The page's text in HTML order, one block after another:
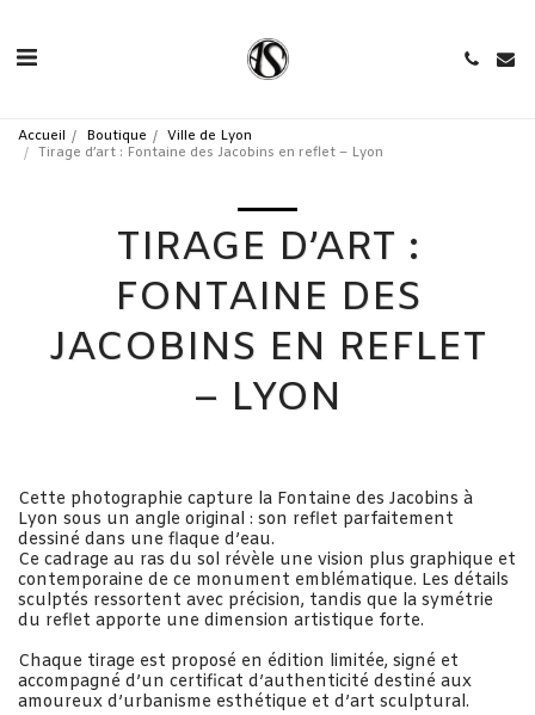
Accueil Boutique
Ville de Lyon
Tirage d’art : Fontaine des Jacobins en reflet – Lyon
TIRAGE D’ART :
FONTAINE DES
JACOBINS EN REFLET
– LYON
Cette photographie capture la Fontaine des Jacobins à
Lyon sous un angle original : son reflet parfaitement
dessiné dans une flaque d’eau.
Ce cadrage au ras du sol révèle une vision plus graphique et
contemporaine de ce monument emblématique. Les détails
sculptés ressortent avec précision, tandis que la symétrie
du reflet apporte une dimension artistique forte.
Chaque tirage est proposé en édition limitée, signé et
accompagné d’un certificat d’authenticité destiné aux
amoureux d’urbanisme esthétique et d’art sculptural.